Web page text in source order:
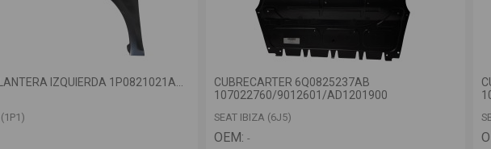
IZQUIERDA 1P0821021A...
CUBRECARTER 6Q0825237AB
107022760/9012601/AD1201900
SEAT IBIZA (6J5)
OEM: -